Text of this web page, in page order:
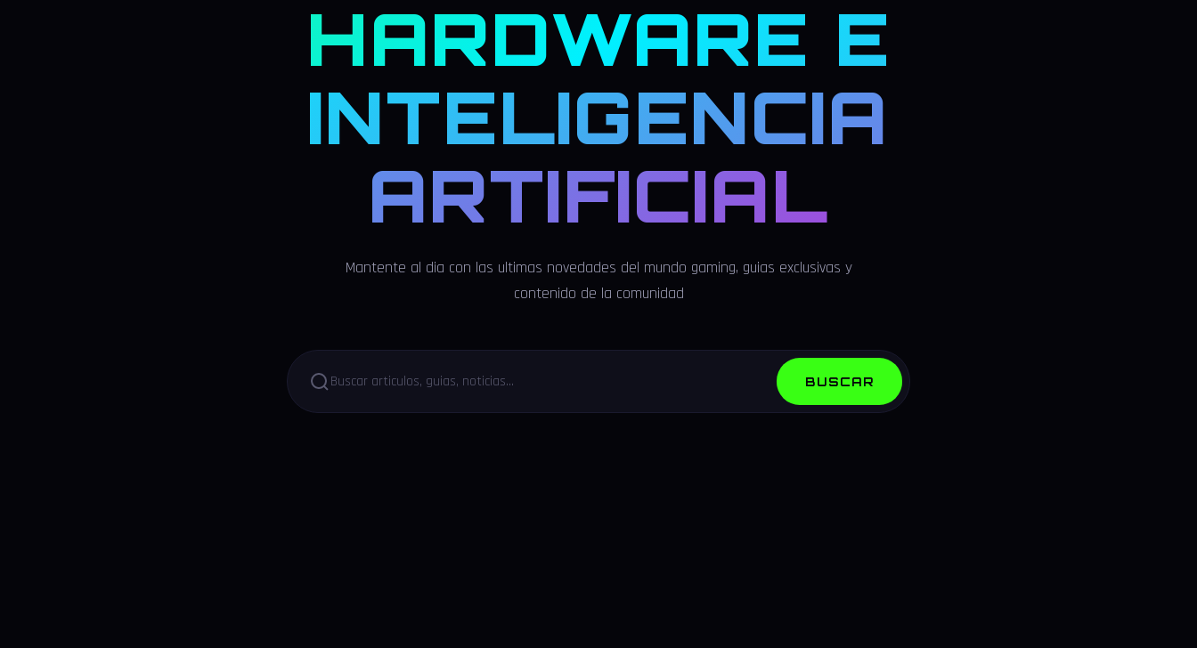
HARDWARE E
INTELIGENCIA
ARTIFICIAL
Mantente al dia con las ultimas novedades del mundo gaming, guias exclusivas y
contenido de la comunidad
BUSCAR